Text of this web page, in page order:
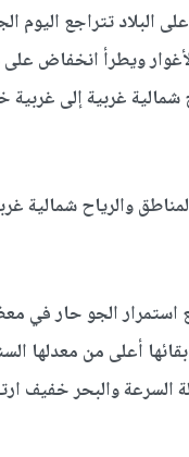
البلاد تتراجع اليوم
ويطرأ انخفاض
بحدود 5 درجات مئوية والرياح شمالية غربية إلى
والرياح شمالية
استمرار الجو حار في
أعلى من معدلها
السرعة والبحر خفيف